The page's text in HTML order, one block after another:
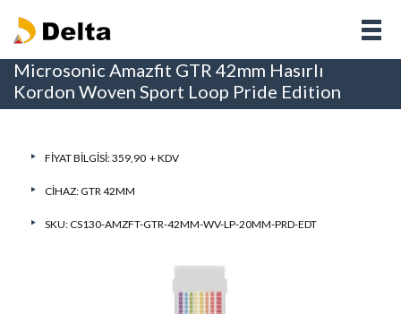
Microsonic Amazfit GTR 42mm Hasırlı
Kordon Woven Sport Loop Pride Edition
FIYAT BILGISI: 359,90 + KDV
CIHAZ:GTR 42MM
SKU: CS130-AMZFT-GTR-42MM-WV-LP-20MM-PRD-EDT